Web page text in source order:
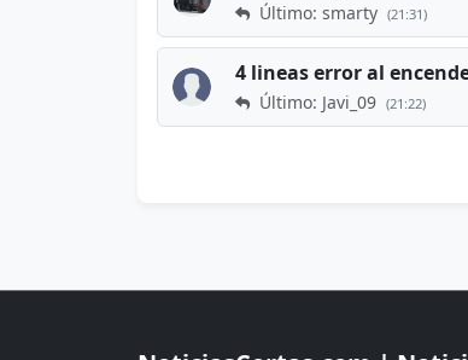
Último: smarty (21:31)
4 lineas error al
Último: Javi_09 (21:22)